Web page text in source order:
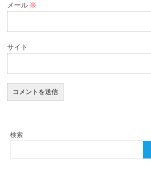
メール ※
サイト
検索